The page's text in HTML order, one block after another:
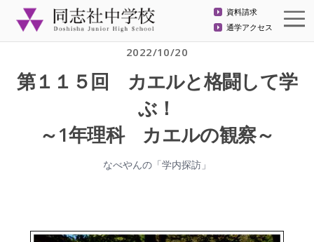
資料請求
通学アクセス
2022/10/20
第１１５回 カエルと格闘して学
ぶ！
～1年理科 カエルの観察～
なべやんの「学内探訪」